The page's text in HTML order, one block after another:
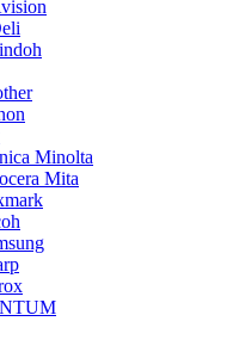
Minolta
Mita